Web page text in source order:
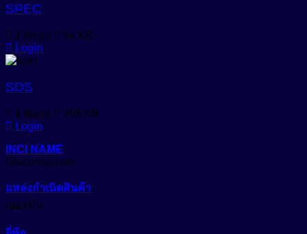
Anti-Oxidant
Anti-Redness
Astringent
Growth Reducer
สารให้ความชุ่มชื้น (Emollient)
สีย้อมพิเศษผสมน้ำ (Liquid Polymeric Color Dye)
หัวน้ำหอม (Fragrance)
ล
คุณภาพ
สูง
รับรอง
COSMOS
เหมาะ
กับ
ผลิตภัณฑ์
ธรรมชาติ
ชิ้น
SPEC
1 file(s)
94 KB
Login
SDS
1 file(s)
295 KB
Login
INCI NAME
Glucomannan
แหล่งกำเนิดสินค้า
เยอรมัน